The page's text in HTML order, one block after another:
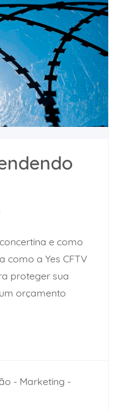
e como
como a Yes CFTV
proteger sua
orçamento
- Marketing -